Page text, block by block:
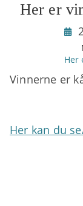
Her er
Her
Vinnerne er
Her kan du